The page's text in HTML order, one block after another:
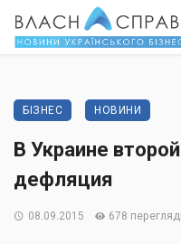
БІЗНЕС НОВИНИ
В Украине
дефляция
08.09.2015 678